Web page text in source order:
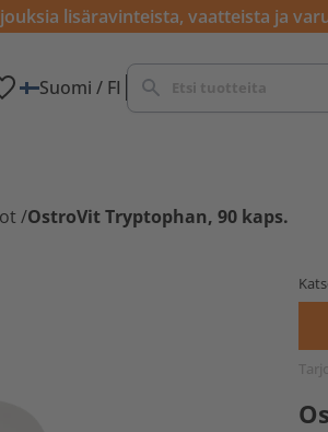
lisäravinteista, vaatteista ja
Suomi / FI
/OstroVit Tryptophan, 90 kaps.